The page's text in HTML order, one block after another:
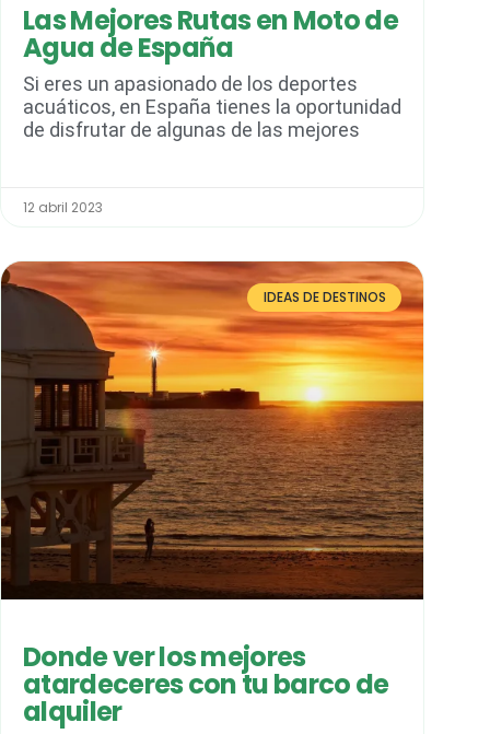
Las Mejores Rutas en Moto de
Agua de España
Si eres un apasionado de los deportes
acuáticos, en España tienes la oportunidad
de disfrutar de algunas de las mejores
12 abril 2023
IDEAS DE DESTINOS
Donde ver los mejores
atardeceres con tu barco de
alquiler